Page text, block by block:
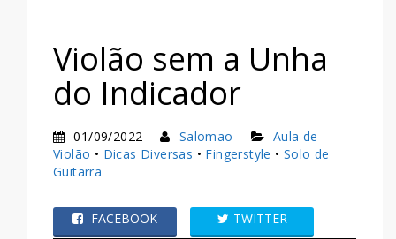
Violão sem a Unha
do Indicador
01/09/2022 Salomao
Aula de
Violão • Dicas Diversas • Fingerstyle • Solo de
Guitarra
FACEBOOK TWITTER